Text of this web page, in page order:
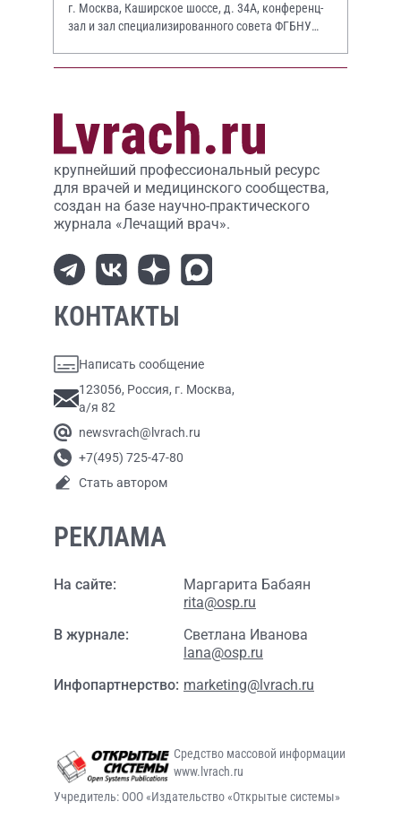
г. Москва, Каширское шоссе, д. 34А, конференц-
зал и зал специализированного совета ФГБНУ
крупнейший профессиональный ресурс
для врачей и медицинского сообщества,
создан на базе научно-практического
журнала «Лечащий врач».
КОНТАКТЫ
Написать сообщение
123056, Россия, г. Москва,
а/я 82
newsvrach@lvrach.ru
+7(495) 725-47-80
Стать автором
РЕКЛАМА
На сайте:
Маргарита Бабаян
rita@osp.ru
В журнале:
Светлана Иванова
lana@osp.ru
Инфопартнерство: marketing@lvrach.ru
Средство массовой информации
www.lvrach.ru
Учредитель: ООО «Издательство «Открытые системы»